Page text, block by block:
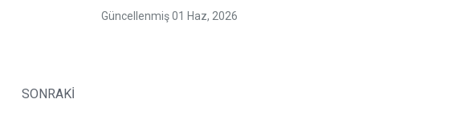
Güncellenmiş 01 Haz, 2026
SONRAKİ